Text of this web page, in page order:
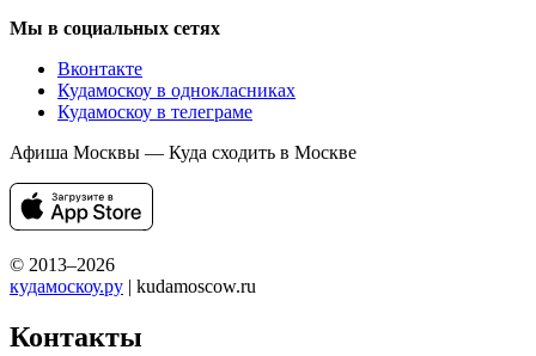
Мы в социальных сетях
Вконтакте
Кудамоскоу в однокласниках
Кудамоскоу в телеграме
Афиша Москвы — Куда сходить в Москве
© 2013–2026
кудамоскоу.ру | kudamoscow.ru
Контакты